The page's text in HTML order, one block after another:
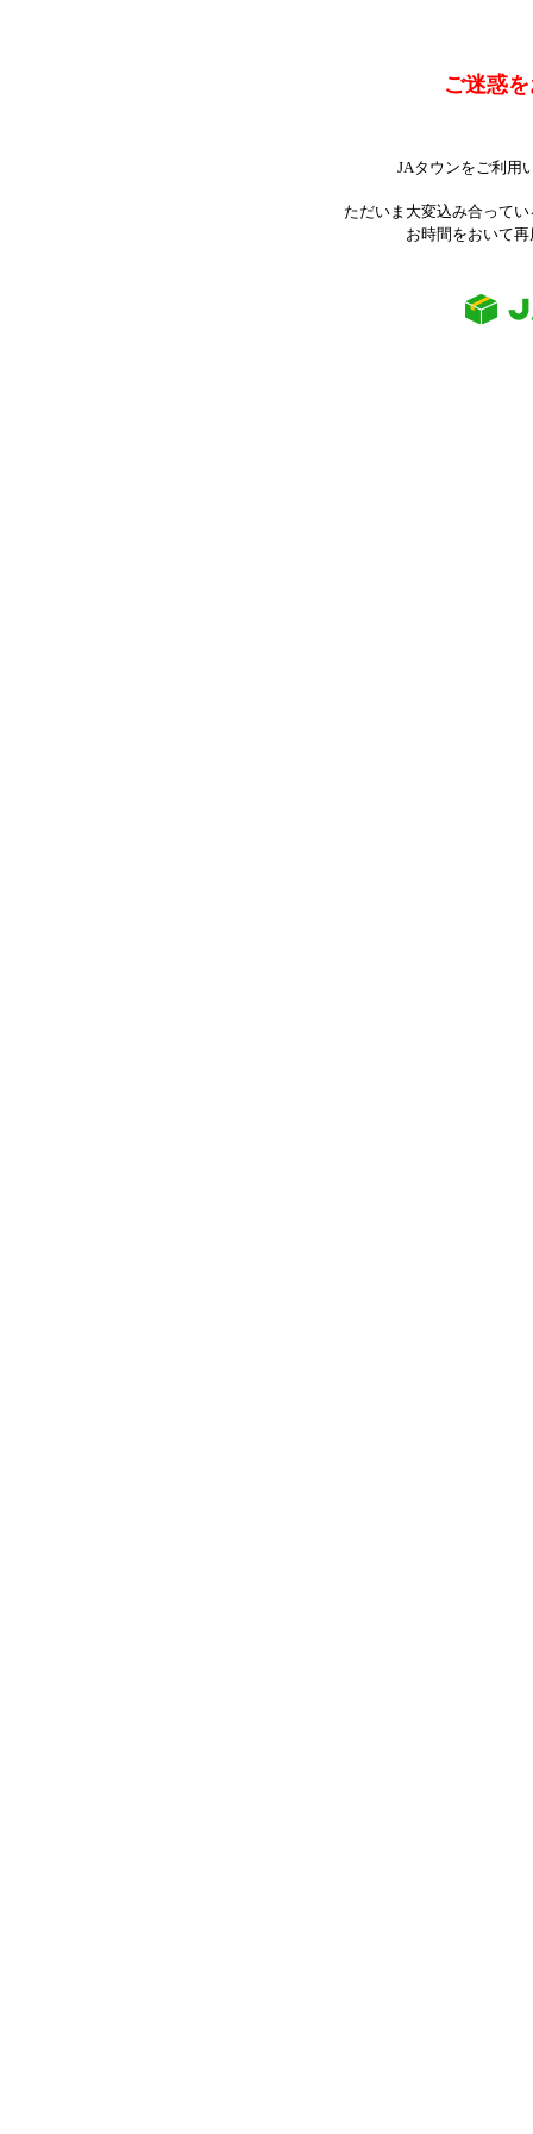
ご迷惑
JAタウンをご利用
ただいま大変込み合って
お時間をおいて